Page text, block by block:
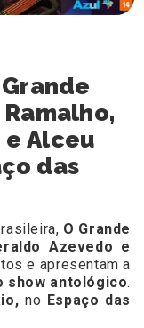
e Alceu
das
O Grande
Azevedo e
e apresentam a
show antológico.
no Espaço das